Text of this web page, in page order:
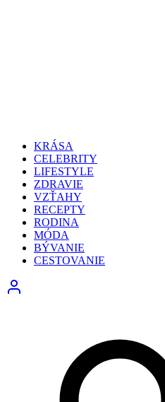
KRÁSA
CELEBRITY
LIFESTYLE
ZDRAVIE
VZŤAHY
RECEPTY
RODINA
MÓDA
BÝVANIE
CESTOVANIE